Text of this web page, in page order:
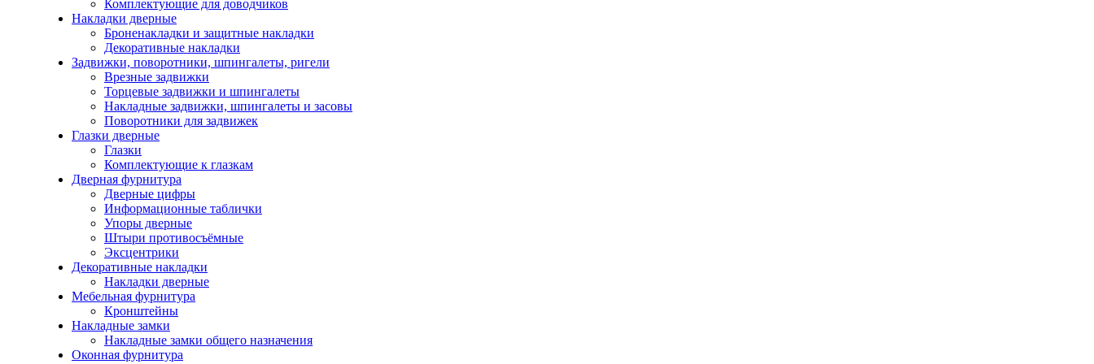
Комплектующие для доводчиков
Накладки дверные
Броненакладки и защитные накладки
Декоративные накладки
Задвижки, поворотники, шпингалеты, ригели
Врезные задвижки
Торцевые задвижки и шпингалеты
Накладные задвижки, шпингалеты и засовы
Поворотники для задвижек
Глазки дверные
Глазки
Комплектующие к глазкам
Дверная фурнитура
Дверные цифры
Информационные таблички
Упоры дверные
Штыри противосъёмные
Эксцентрики
Декоративные накладки
Накладки дверные
Мебельная фурнитура
Кронштейны
Накладные замки
Накладные замки общего назначения
Оконная фурнитура